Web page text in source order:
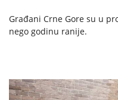
Građani Crne Gore su u
nego godinu ranije.